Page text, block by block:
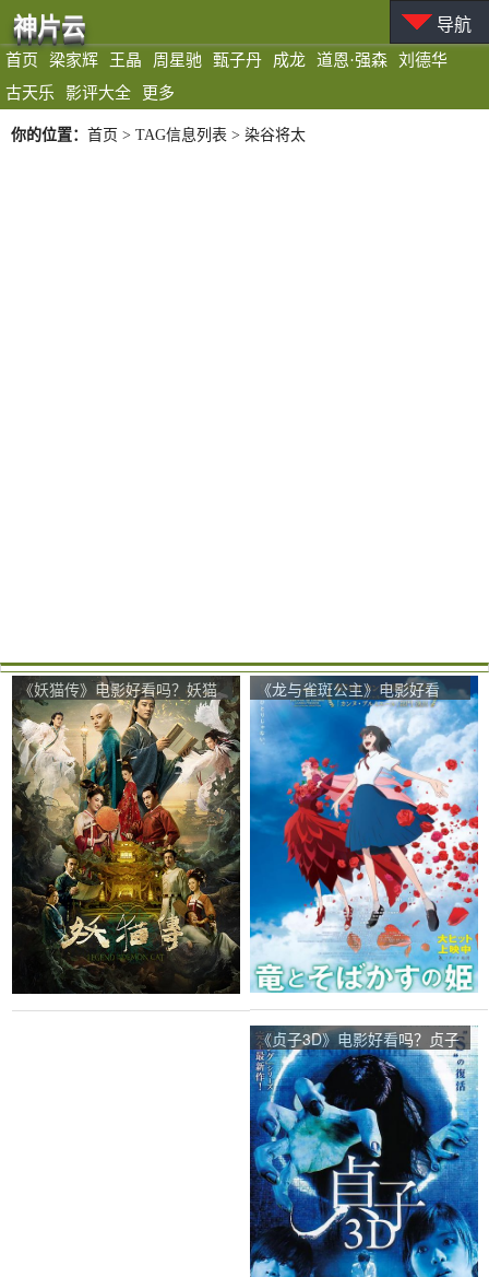
首页 梁家辉 王晶 周星驰 甄子丹 成龙 道恩·强森
刘德华
古天乐
影评大全 更多
神片云 导航
你的位置： 首页 > TAG信息列表 > 染谷将太
《妖猫传》电影好看吗？妖猫
传影评及简介
《龙与雀斑公主》电影好看
吗？龙与雀斑公主影评及简介
《贞子3D》电影好看吗？贞子
3D影评及简介